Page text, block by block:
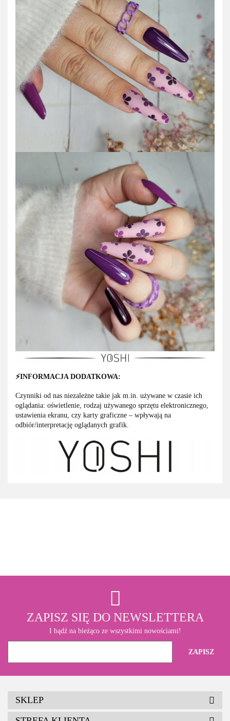
⚡INFORMACJA DODATKOWA:
Czynniki od nas niezależne takie jak m.in. używane w czasie ich
oglądania: oświetlenie, rodzaj używanego sprzętu elektronicznego,
ustawienia ekranu, czy karty graficzne – wpływają na
odbiór/interpretację oglądanych grafik.
ZAPISZ SIĘ DO NEWSLETTERA
I bądź na bieżąco ze wszystkimi nowościami!
SKLEP